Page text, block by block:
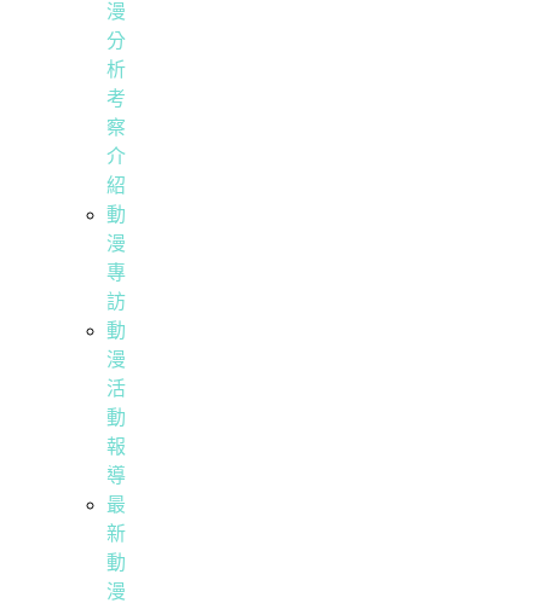
漫
分
析
考
察
介
紹
動
漫
專
訪
動
漫
活
動
報
導
最
新
動
漫